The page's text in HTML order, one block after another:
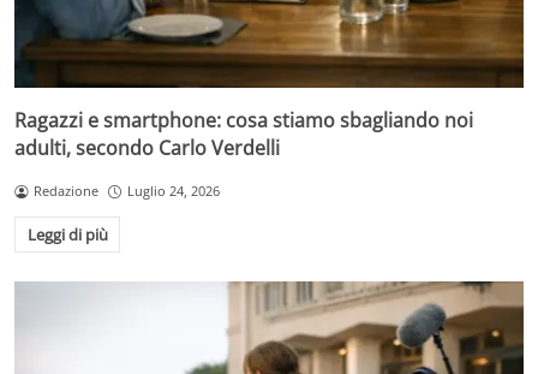
Ragazzi e smartphone: cosa stiamo sbagliando noi
adulti, secondo Carlo Verdelli
Redazione Luglio 24, 2026
Leggi di più